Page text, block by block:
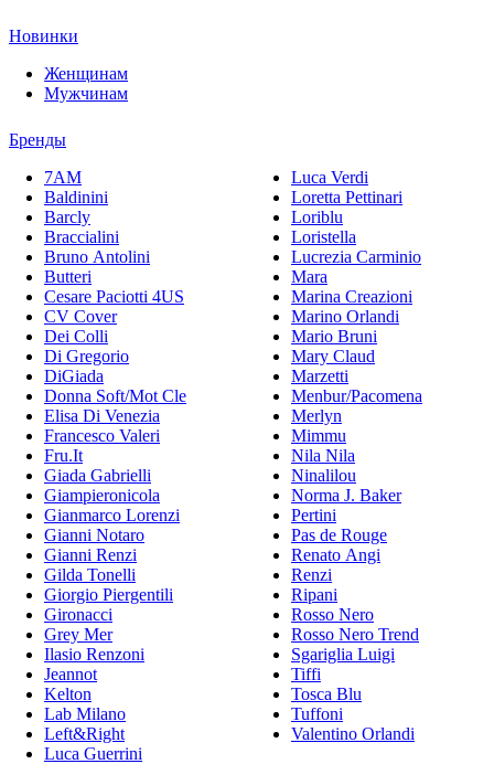
Новинки
Женщинам
Мужчинам
Бренды
7AM
Baldinini
Barcly
Braccialini
Bruno Antolini
Butteri
Cesare Paciotti 4US
CV Cover
Dei Colli
Di Gregorio
DiGiada
Donna Soft/Mot Cle
Elisa Di Venezia
Francesco Valeri
Fru.It
Giada Gabrielli
Giampieronicola
Gianmarco Lorenzi
Gianni Notaro
Gianni Renzi
Gilda Tonelli
Giorgio Piergentili
Gironacci
Grey Mer
Ilasio Renzoni
Jeannot
Kelton
Lab Milano
Left&Right
Luca Guerrini
Luca Verdi
Loretta Pettinari
Loriblu
Loristella
Lucrezia Carminio
Mara
Marina Creazioni
Marino Orlandi
Mario Bruni
Mary Claud
Marzetti
Menbur/Pacomena
Merlyn
Mimmu
Nila Nila
Ninalilou
Norma J. Baker
Pertini
Pas de Rouge
Renato Angi
Renzi
Ripani
Rosso Nero
Rosso Nero Trend
Sgariglia Luigi
Tiffi
Tosca Blu
Tuffoni
Valentino Orlandi